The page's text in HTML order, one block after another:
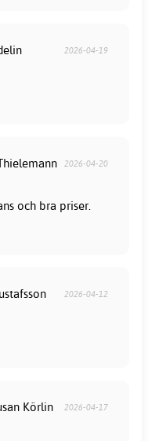
2026-04-19
2026-04-20
och bra priser.
2026-04-12
Körlin 2026-04-17